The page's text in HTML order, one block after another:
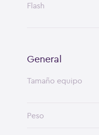
Flash
General
Tamaño equipo
Peso